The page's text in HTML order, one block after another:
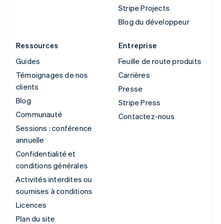
Stripe Projects
Blog du développeur
Ressources
Guides
Témoignages de nos
clients
Blog
Communauté
Sessions : conférence
annuelle
Confidentialité et
conditions générales
Activités interdites ou
soumises à conditions
Licences
Plan du site
Entreprise
Feuille de route produits
Carrières
Presse
Stripe Press
Contactez-nous